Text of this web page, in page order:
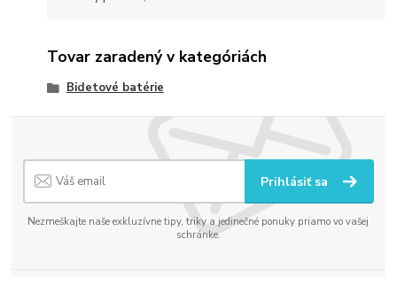
Tovar zaradený v kategóriách
Bidetové batérie
Prihlásiť sa
Nezmeškajte naše exkluzívne tipy, triky a jedinečné ponuky priamo vo vašej
schránke.